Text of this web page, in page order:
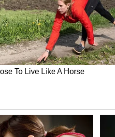
ಸ್ಥಳೀಯ ಸಂಸ್ಥೆಗಳ ಚುನಾವಣಾ
ಹೊಸ ಪ್ರತಿನಿಧಿಗಳ
ಸ್ಥಳೀಯ ಸಂಸ್ಥೆಗಳಿಗೆ
ಹೊರತುಪಡಿಸಿ ಮಿಕ್ಕ
ನಡೆಸಿ. ಈ ಕುರಿತು ಎರಡು
ಸಂಸ್ಥೆ ಚುನಾವಣೆಗೆ